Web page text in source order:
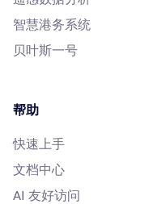
智慧港务系统
贝叶斯一号
帮助
快速上手
文档中心
AI 友好访问